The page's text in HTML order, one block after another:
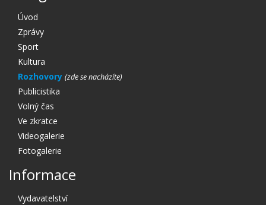
Úvod
Zprávy
Sport
Kultura
Rozhovory
Publicistika
Volný čas
Ve zkratce
Videogalerie
Fotogalerie
Informace
Vydavatelství